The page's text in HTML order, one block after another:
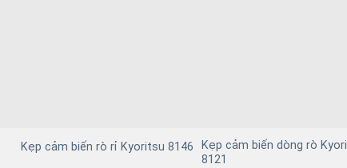
Kẹp cảm biến rò rỉ Kyoritsu 8146
Kẹp cảm biến dòng rò
8121